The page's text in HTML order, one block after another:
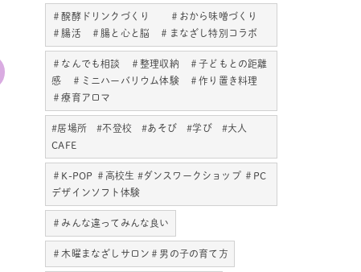
＃醗酵ドリンクづくり ＃おから味噌づくり
＃腸活 ＃腸と心と脳 ＃まなざし特別コラボ
＃なんでも相談 ＃整理収納 ＃子どもとの距離
感 ＃ミニハーバリウム体験 ＃作り置き料理
＃療育アロマ
#居場所 #不登校 #あそび #学び #大人
CAFE
＃K-POP ＃高校生 #ダンスワークショップ ＃PC
デザインソフト体験
＃みんな違ってみんな良い
＃木曜まなざしサロン＃男の子の育て方